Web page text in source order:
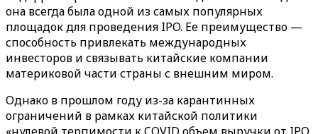
она всегда была одной из самых популярных
площадок для проведения IPO. Ее преимущество —
способность привлекать международных
инвесторов и связывать китайские компании
материковой части страны с внешним миром.
Однако в прошлом году из-за карантинных
ограничений в рамках китайской политики